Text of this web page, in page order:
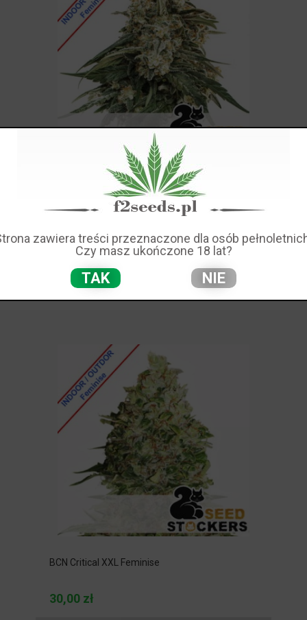
BCN Critical XXL Fast Feminise
50,00 zł
BCN Critical XXL Feminise
30,00 zł
zawiera treści przeznaczone dla osób
Czy masz ukończone 18 lat?
TAK NIE